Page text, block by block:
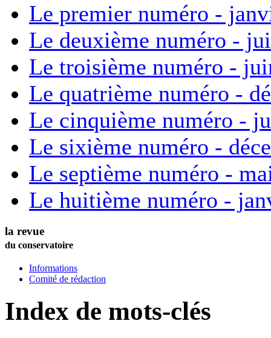
Le premier numéro -
Le deuxième numéro -
Le troisième numéro -
Le quatrième numéro -
Le cinquième numéro -
Le sixième numéro -
Le septième numéro -
Le huitième numéro -
la revue
du conservatoire
Informations
Comité de rédaction
Index de mots-clés